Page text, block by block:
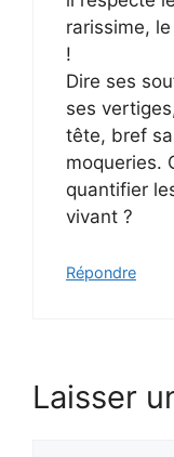
rarissime,
!
Dire ses
ses
tête, bref
moqueries.
quantifier
vivant ?
Répondre
Laisser